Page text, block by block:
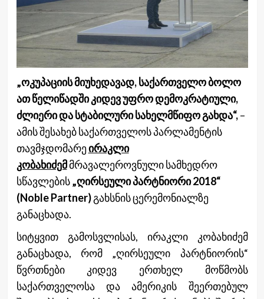
„ოკუპაციის მიუხედავად, საქართველო ბოლო
ათ წელიწადში კიდევ უფრო დემოკრატიული,
ძლიერი და სტაბილური სახელმწიფო გახდა“,–
ამის შესახებ საქართველოს პარლამენტის
თავმჯდომარეირაკლი
კობახიძემმრავალეროვნული სამხედრო
სწავლების„ღირსეული პარტნიორი 2018“
(Noble Partner)გახსნის ცერემონიალზე
განაცხადა.
სიტყვით გამოსვლისას, ირაკლი კობახიძემ
განაცხადა, რომ „ღირსეული პარტნიორის“
წვრთნები კიდევ ერთხელ მოწმობს
საქართველოსა და ამერიკის შეერთებულ